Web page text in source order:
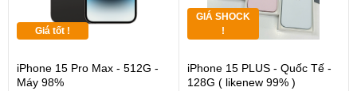
Giá tốt !
iPhone 15 Pro Max - 512G -
Máy 98%
GIÁ SHOCK
!
iPhone 15 PLUS - Quốc Tế -
128G ( likenew 99% )